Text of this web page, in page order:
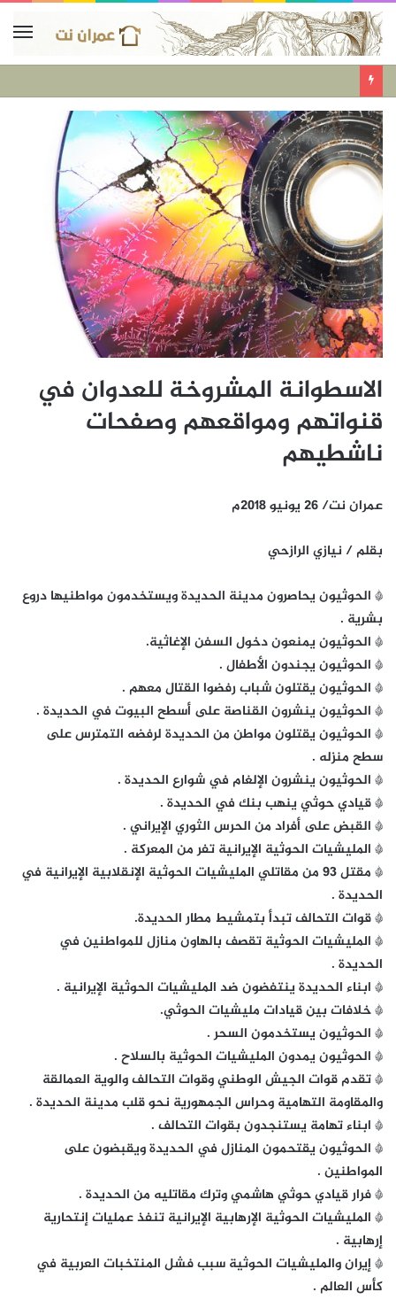
الاسطوانة المشروخة للعدوان في
قنواتهم ومواقعهم وصفحات
ناشطيهم
عمران نت/ 26 يونيو 2018م
بقلم / نيازي الرازحي
* الحوثيون يحاصرون مدينة الحديدة ويستخدمون مواطنيها دروع
بشرية .
* الحوثيون يمنعون دخول السفن الإغاثية.
* الحوثيون يجندون الأطفال .
* الحوثيون يقتلون شباب رفضوا القتال معهم .
* الحوثيون ينشرون القناصة على أسطح البيوت في الحديدة .
* الحوثيون يقتلون مواطن من الحديدة لرفضه التمترس على
سطح منزله .
* الحوثيون ينشرون الإلغام في شوارع الحديدة .
* قيادي حوثي ينهب بنك في الحديدة .
* القبض على أفراد من الحرس الثوري الإيراني .
* المليشيات الحوثية الإيرانية تفر من المعركة .
* مقتل ٩٣ من مقاتلي المليشيات الحوثية الإنقلابية الإيرانية في
الحديدة .
* قوات التحالف تبدأ بتمشيط مطار الحديدة.
* المليشيات الحوثية تقصف بالهاون منازل للمواطنين في
الحديدة .
* ابناء الحديدة ينتفضون ضد المليشيات الحوثية الإيرانية .
* خلافات بين قيادات مليشيات الحوثي.
* الحوثيون يستخدمون السحر .
* الحوثيون يمدون المليشيات الحوثية بالسلاح .
* تقدم قوات الجيش الوطني وقوات التحالف والوية العمالقة
والمقاومة التهامية وحراس الجمهورية نحو قلب مدينة الحديدة .
* ابناء تهامة يستنجدون بقوات التحالف .
* الحوثيون يقتحمون المنازل في الحديدة ويقبضون على
المواطنين .
* فرار قيادي حوثي هاشمي وترك مقاتليه من الحديدة .
* المليشيات الحوثية الإرهابية الإيرانية تنفذ عمليات إنتحارية
إرهابية .
* إيران والمليشيات الحوثية سبب فشل المنتخبات العربية في
كأس العالم .